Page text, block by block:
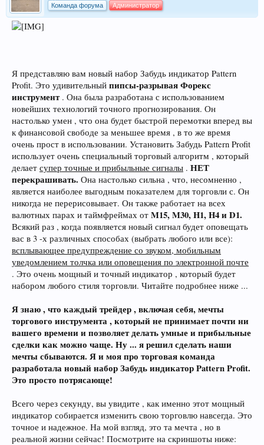
Команда форума
Администратор
Я представляю вам новый набор Забудь индикатор Pattern
Profit. Это удивительный пипсы-разрывая Форекс
инструмент. Она была разработана с использованием
новейших технологий точного прогнозирования. Он
настолько умен , что она будет быстрой перемотки вперед вы
к финансовой свободе за меньшее время , в то же время
очень прост в использовании. Установить Забудь Pattern Profit
использует очень специальный торговый алгоритм , который
делает супер точные и прибыльные сигналы . НЕТ
перекрашивать. Она настолько сильна , что, несомненно ,
является наиболее выгодным показателем для торговли с. Он
никогда не перерисовывает. Он также работает на всех
валютных парах и таймфреймах от M15, M30, H1, H4 и D1.
Всякий раз , когда появляется новый сигнал будет оповещать
вас в 3 -х различных способах (выбрать любого или все):
всплывающее предупреждение со звуком, мобильным
уведомлением толчка или оповещения по электронной почте
. Это очень мощный и точный индикатор , который будет
набором любого стиля торговли. Читайте подробнее ниже ...
Я знаю , что каждый трейдер , включая себя, мечты
торгового инструмента , который не принимает почти ни
вашего времени и позволяет делать умные и прибыльные
сделки как можно чаще. Ну ... я решил сделать наши
мечты сбываются. Я и моя про торговая команда
разработала новый набор Забудь индикатор Pattern Profit.
Это просто потрясающе!
Всего через секунду, вы увидите , как именно этот мощный
индикатор собирается изменить свою торговлю навсегда. Это
точное и надежное. На мой взгляд, это та мечта , но в
реальной жизни сейчас! Посмотрите на скриншоты ниже: